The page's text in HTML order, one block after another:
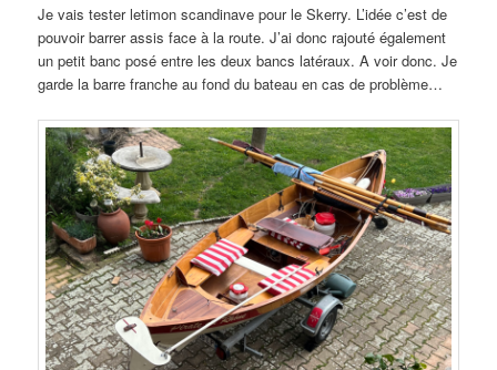
Je vais tester letimon scandinave pour le Skerry. L’idée c’est de
pouvoir barrer assis face à la route. J’ai donc rajouté également
un petit banc posé entre les deux bancs latéraux. A voir donc. Je
garde la barre franche au fond du bateau en cas de problème…